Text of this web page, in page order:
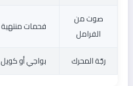
صوت من
الفرامل
فحمات منتهية
رجّة المحرك بواجي أو كويل